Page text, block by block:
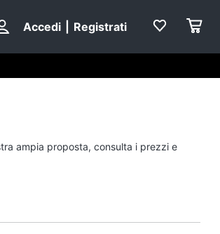
Accedi Registrati
ampia proposta, consulta i prezzi e